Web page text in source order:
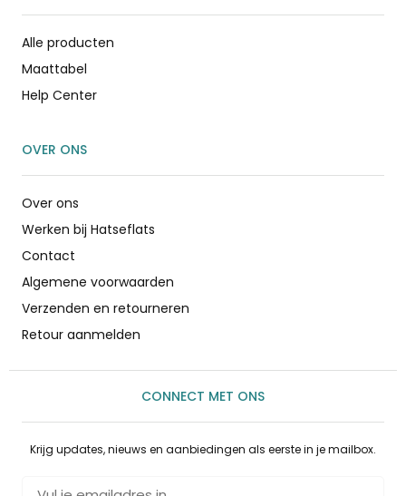
Alle producten
Maattabel
Help Center
OVER ONS
Over ons
Werken bij Hatseflats
Contact
Algemene voorwaarden
Verzenden en retourneren
Retour aanmelden
CONNECT MET ONS
Krijg updates, nieuws en aanbiedingen als eerste in je mailbox.